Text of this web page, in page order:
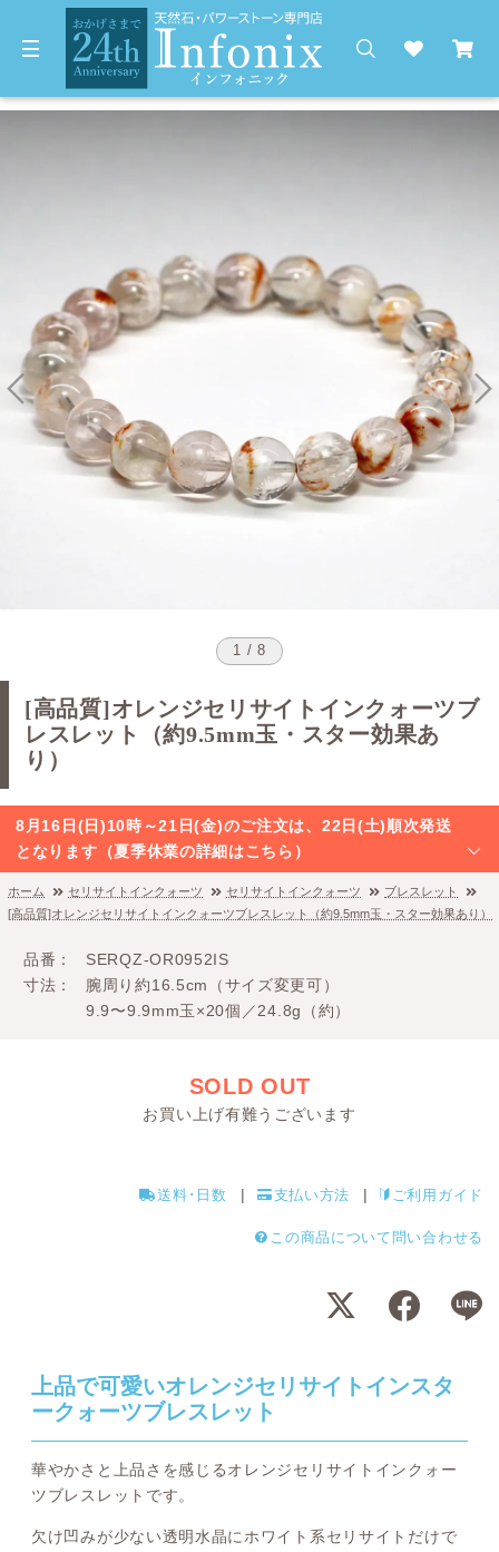
1 / 8
[高品質]オレンジセリサイトインクォーツブ
レスレット（約9.5mm玉・スター効果あ
り）
8月16日(日)10時～21日(金)のご注文は、22日(土)順次発送
となります（夏季休業の詳細はこちら）
ホーム セリサイトインクォーツ セリサイトインクォーツ
ブレスレット
[高品質]オレンジセリサイトインクォーツブレスレット（約9.5mm玉・スター効果あり）
品番
SERQZ-OR0952IS
寸法
腕周り約16.5cm（サイズ変更可）
9.9〜9.9mm玉×20個／24.8g（約）
SOLD OUT
お買い上げ有難うございます
送料･日数 支払い方法 ご利用ガイド
この商品について問い合わせる
上品で可愛いオレンジセリサイトインスタ
ークォーツブレスレット
華やかさと上品さを感じるオレンジセリサイトインクォー
ツブレスレットです。
欠け凹みが少ない透明水晶にホワイト系セリサイトだけで